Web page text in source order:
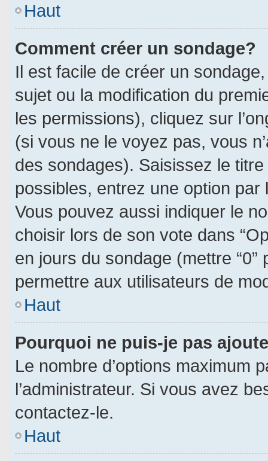
Haut
Comment créer un sondage?
Il est facile de créer un
sujet ou la modification du
les permissions), cliquez sur
(si vous ne le voyez pas, vous
des sondages). Saisissez le
possibles, entrez une option
Vous pouvez aussi indiquer le
choisir lors de son vote dans
en jours du sondage (mettre
permettre aux utilisateurs de
Haut
Pourquoi ne puis-je pas
Le nombre d’options maximum
l’administrateur. Si vous avez
contactez-le.
Haut